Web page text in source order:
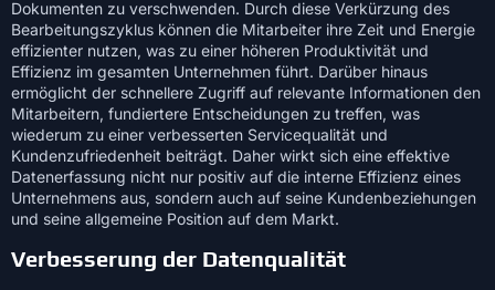
Dokumenten zu verschwenden. Durch diese Verkürzung des
Bearbeitungszyklus können die Mitarbeiter ihre Zeit und Energie
effizienter nutzen, was zu einer höheren Produktivität und
Effizienz im gesamten Unternehmen führt. Darüber hinaus
ermöglicht der schnellere Zugriff auf relevante Informationen den
Mitarbeitern, fundiertere Entscheidungen zu treffen, was
wiederum zu einer verbesserten Servicequalität und
Kundenzufriedenheit beiträgt. Daher wirkt sich eine effektive
Datenerfassung nicht nur positiv auf die interne Effizienz eines
Unternehmens aus, sondern auch auf seine Kundenbeziehungen
und seine allgemeine Position auf dem Markt.
Verbesserung der Datenqualität